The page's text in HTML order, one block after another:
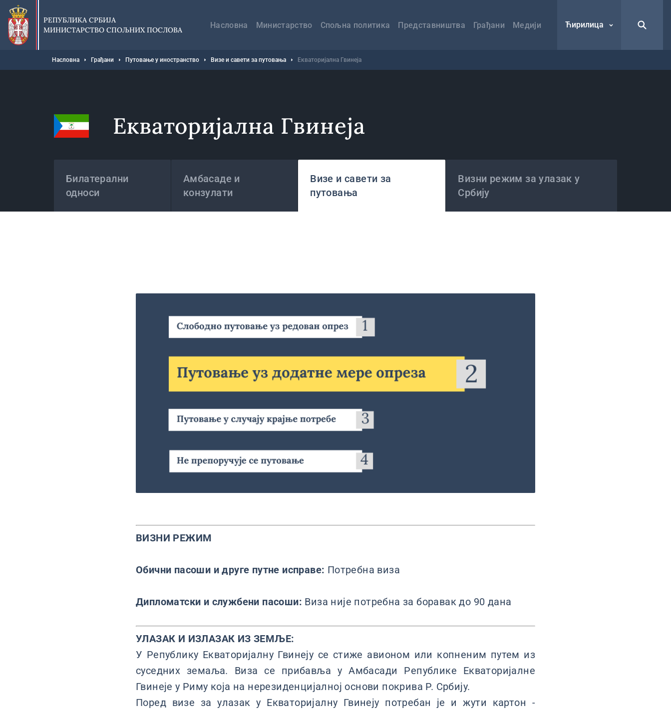
Прескочи
главни
део
садржаја
РЕПУБЛИКА СРБИЈА
МИНИСТАРСТВО СПОЉНИХ ПОСЛОВА
навигација
Насловна Министарство Спољна политика Представништва Грађани Медији Ћирилица
Мрвице
Насловна Грађани Путовање у иностранство Визе и савети за путовања Екваторијална Гвинеја
Екваторијална Гвинеја
Билатерални
односи
Амбасаде и
конзулати
Визе и савети за
путовања
Визни режим за улазак у
Србију
ВИЗНИ РЕЖИМ
Обични пасоши и друге путне исправе: Потребна виза
Дипломатски и службени пасоши: Виза није потребна за боравак до 90 дана
УЛАЗАК И ИЗЛАЗАК ИЗ ЗЕМЉЕ:
У Републику Екваторијалну Гвинеју се стиже авионом или копненим путем из
суседних земаља. Виза се прибавља у Амбасади Републике Екваторијалне
Гвинеје у Риму која на нерезиденцијалној основи покрива Р. Србију.
Поред визе за улазак у Екваторијалну Гвинеју потребан је и жути картон -